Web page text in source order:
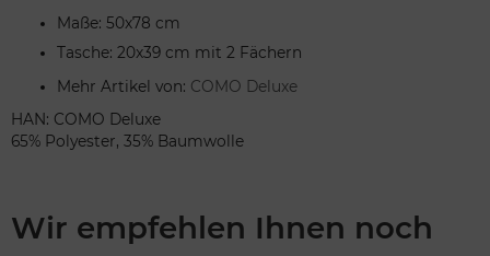
Maße: 50x78 cm
Tasche: 20x39 cm mit 2 Fächern
Mehr Artikel von: COMO Deluxe
HAN: COMO Deluxe
65% Polyester, 35% Baumwolle
Wir empfehlen Ihnen noch